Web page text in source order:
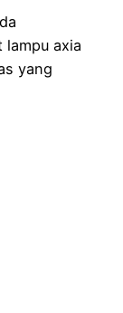
lampu axia
yang